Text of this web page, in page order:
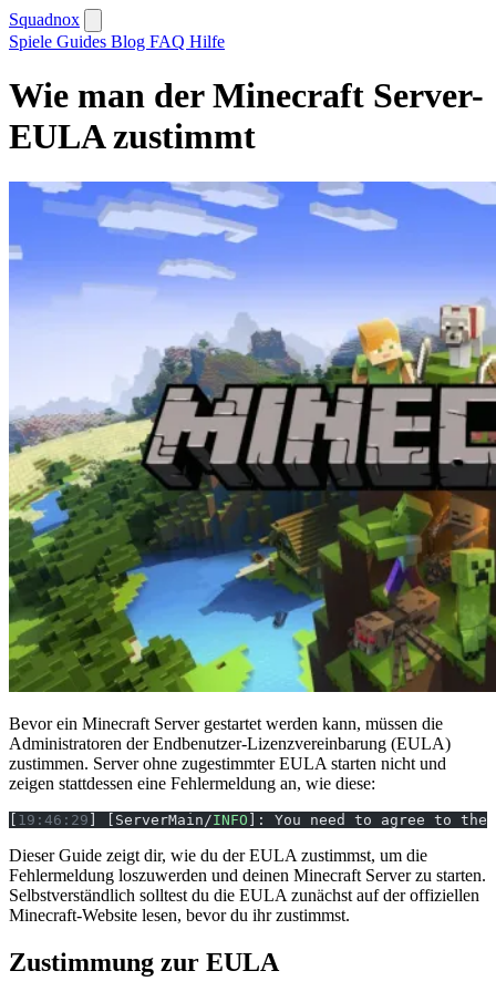
Squadnox
Spiele Guides Blog FAQ Hilfe
Wie man der Minecraft Server-
EULA zustimmt
Bevor ein Minecraft Server gestartet werden kann, müssen die
Administratoren der Endbenutzer-Lizenzvereinbarung (EULA)
zustimmen. Server ohne zugestimmter EULA starten nicht und
zeigen stattdessen eine Fehlermeldung an, wie diese:
19:46:29 ] [ServerMain/INFO ]: You need to agree to
Dieser Guide zeigt dir, wie du der EULA zustimmst, um die
Fehlermeldung loszuwerden und deinen Minecraft Server zu starten.
Selbstverständlich solltest du die EULA zunächst auf der offiziellen
Minecraft-Website lesen, bevor du ihr zustimmst.
Zustimmung zur EULA